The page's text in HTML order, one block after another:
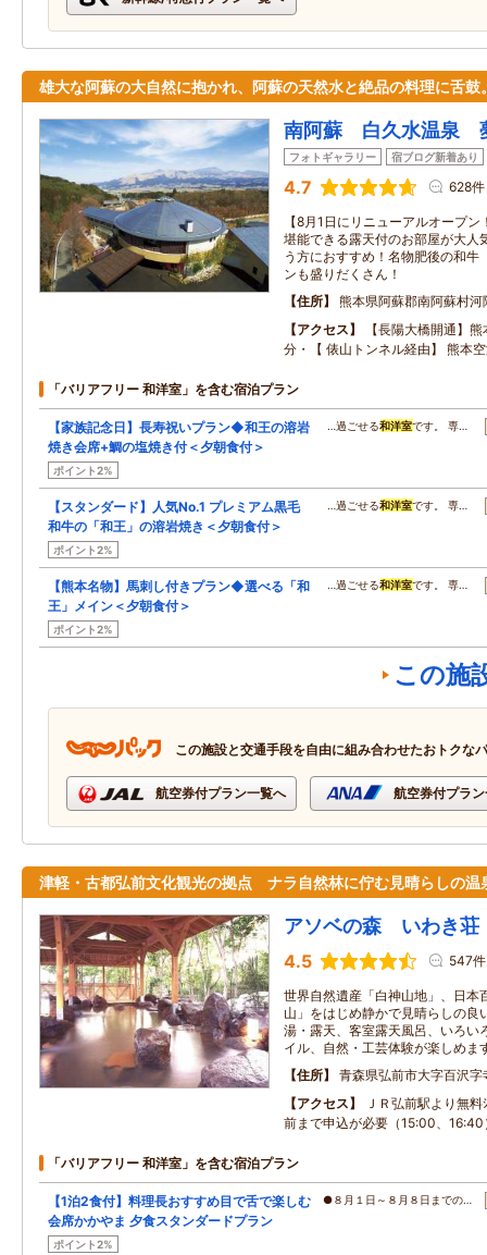
雄大な阿蘇の大自然に抱かれ、阿蘇の天然水と絶品の料理に舌鼓
南阿蘇 白久水温泉
フォトギャラリー 宿ブログ新着あり
4.7 628件
【8月1日にリニューアルオープ
堪能できる露天付のお部屋が大人
う方におすすめ！名物肥後の和牛
ンも盛りだくさん！
住所
熊本県阿蘇郡南阿蘇村
アクセス
【長陽大橋開通】
分・【 俵山トンネル経由】 熊本
「バリアフリー 和洋室」を含む宿泊プラン
【家族記念日】長寿祝いプラン◆和王の溶岩
焼き会席+鯛の塩焼き付＜夕朝食付＞
ポイント2%
…過ごせる和洋室です。 専…
【スタンダード】人気No.1 プレミアム黒毛
和牛の「和王」の溶岩焼き＜夕朝食付＞
ポイント2%
…過ごせる和洋室です。 専…
【熊本名物】馬刺し付きプラン◆選べる「和
王」メイン＜夕朝食付＞
ポイント2%
…過ごせる和洋室です。 専…
この施
この施設と交通手段を自由に組み合わせたおトクな
航空券付プラン一覧へ 航空券付プラ
津軽・古都弘前文化観光の拠点 ナラ自然林に佇む見晴らしの温
アソベの森 いわき荘
4.5 547件
世界自然遺産「白神山地」、日本
山」をはじめ静かで見晴らしの良
湯・露天、客室露天風呂、いろい
イル、自然・工芸体験が楽しめま
住所
青森県弘前市大字百沢
アクセス
ＪＲ弘前駅より無
前まで申込が必要（15:00、16:40
「バリアフリー 和洋室」を含む宿泊プラン
【1泊2食付】料理長おすすめ目で舌で楽しむ
会席かかやま 夕食スタンダードプラン
ポイント2%
●８月１日～８月８日までの…